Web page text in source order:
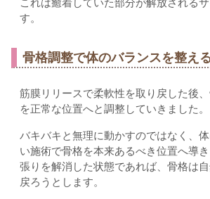
す。
骨格調整で体のバランスを整え
筋膜リリースで柔軟性を取り戻した後
を正常な位置へと調整していきました。
バキバキと無理に動かすのではなく、
い施術で骨格を本来あるべき位置へ導
張りを解消した状態であれば、骨格は
戻ろうとします。